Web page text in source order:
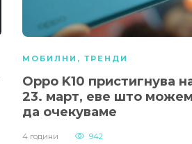
МОБИЛНИ , ТРЕНДИ
Oppo K10 пристигнува
23. март, еве што
да очекуваме
4 години 942